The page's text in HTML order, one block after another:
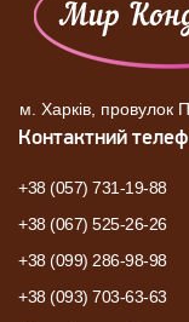
м. Харків, провулок
Контактний
+38 (057) 731-19-88
+38 (067) 525-26-26
+38 (099) 286-98-98
+38 (093) 703-63-63